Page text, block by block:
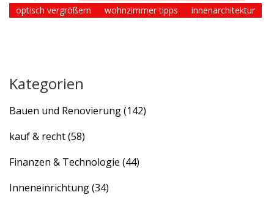
optisch vergrößern
wohnzimmer tipps innenarchitektur
Kategorien
Bauen und Renovierung(142)
kauf & recht(58)
Finanzen & Technologie (44)
Inneneinrichtung(34)